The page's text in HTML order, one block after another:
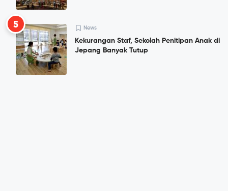
5 News
Kekurangan Staf, Sekolah Penitipan Anak di
Jepang Banyak Tutup